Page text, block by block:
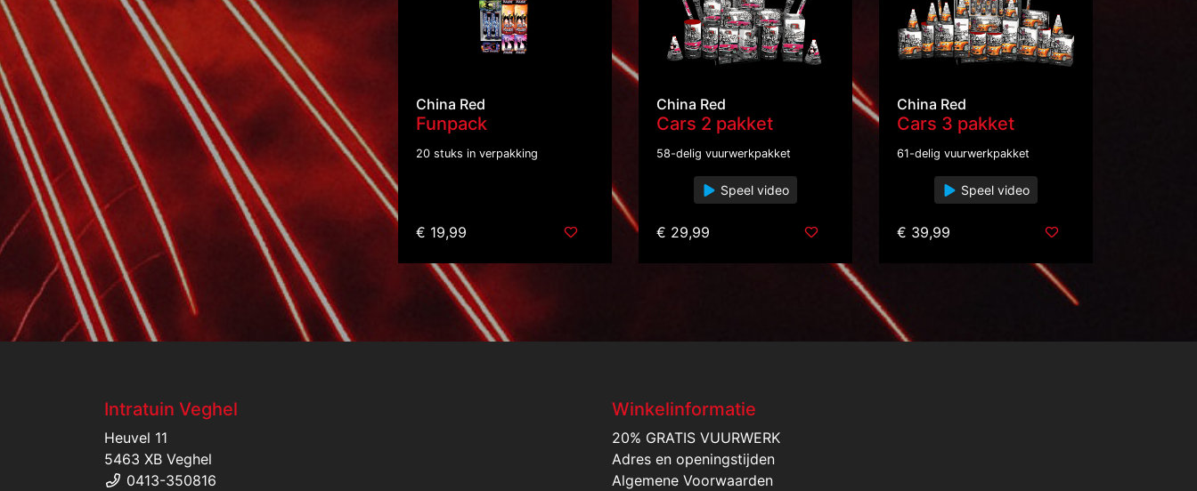
China Red
Funpack
20 stuks in verpakking
€ 19,99
China Red
Cars 2 pakket
58-delig vuurwerkpakket
Speel video
€ 29,99
China Red
Cars 3 pakket
61-delig vuurwerkpakket
Speel video
€ 39,99
Intratuin Veghel
Heuvel 11
5463 XB Veghel
0413-350816
Winkelinformatie
20% GRATIS VUURWERK
Adres en openingstijden
Algemene Voorwaarden